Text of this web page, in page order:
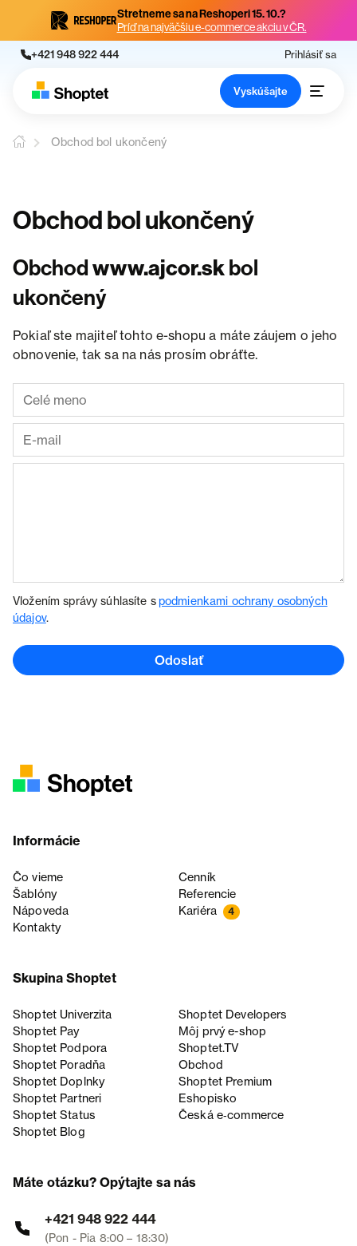
Stretneme sa na Reshoperi 15. 10.?
Príď na najväčšiu e-commerce akciu v ČR.
+421 948 922 444 Prihlásiť sa
Vyskúšajte
Obchod bol ukončený
Obchod bol ukončený
Obchodwww.ajcor.skbol
ukončený
Pokiaľ ste majiteľ tohto e-shopu a máte záujem o jeho
obnovenie, tak sa na nás prosím obráťte.
Vložením správy súhlasíte spodmienkami ochrany osobných
údajov.
Odoslať
Informácie
Čo vieme
Cenník
Šablóny
Referencie
Nápoveda
Kariéra 4
Kontakty
Skupina Shoptet
Shoptet Univerzita
Shoptet Developers
Shoptet Pay
Môj prvý e-shop
Shoptet Podpora
Shoptet.TV
Shoptet Poradňa
Obchod
Shoptet Doplnky
Shoptet Premium
Shoptet Partneri
Eshopisko
Shoptet Status
Česká e‑commerce
Shoptet Blog
Máte otázku? Opýtajte sa nás
+421 948 922 444
(Pon - Pia 8:00 – 18:30)